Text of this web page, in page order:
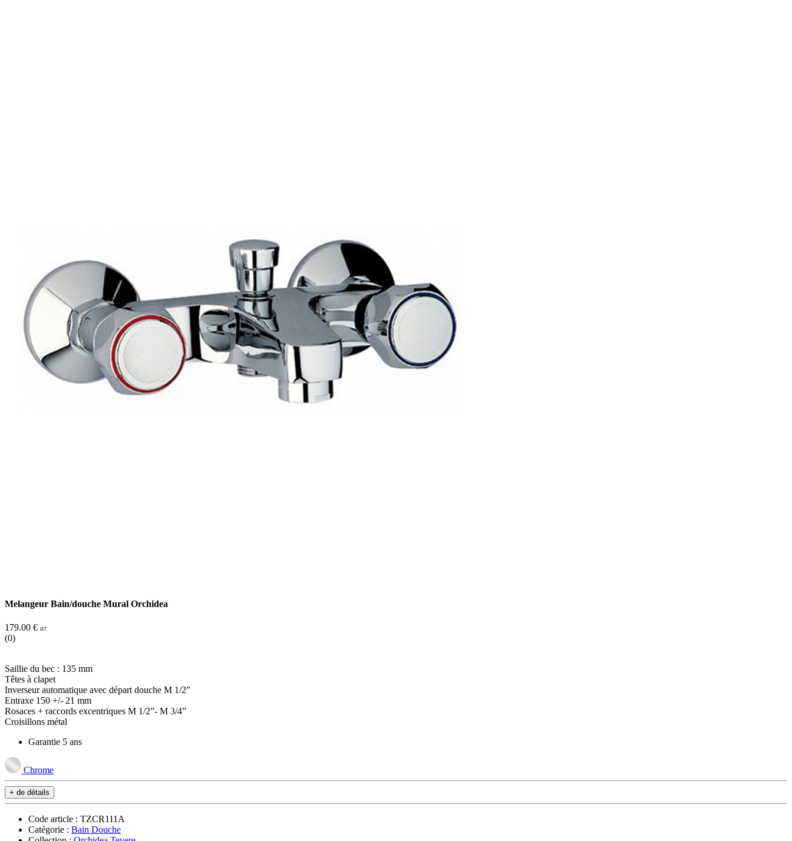
Melangeur Bain/douche Mural Orchidea
179.00 € HT
(0)
Saillie du bec : 135 mm
Têtes à clapet
Inverseur automatique avec départ douche M 1/2”
Entraxe 150 +/- 21 mm
Rosaces + raccords excentriques M 1/2”- M 3/4”
Croisillons métal
Garantie 5 ans
Chrome
+ de détails
Code article : TZCR111A
Catégorie : Bain Douche